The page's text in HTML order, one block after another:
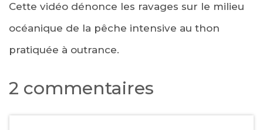
Cette vidéo dénonce les ravages sur le milieu
océanique de la pêche intensive au thon
pratiquée à outrance.
2 commentaires